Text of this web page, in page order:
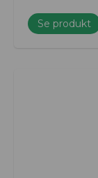
Se produkt